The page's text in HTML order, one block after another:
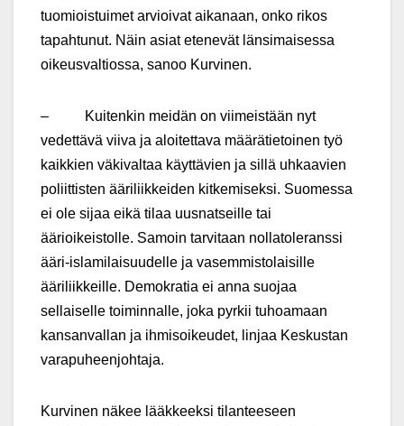
tuomioistuimet arvioivat aikanaan, onko rikos
tapahtunut. Näin asiat etenevät länsimaisessa
oikeusvaltiossa, sanoo Kurvinen.
– Kuitenkin meidän on viimeistään nyt
vedettävä viiva ja aloitettava määrätietoinen työ
kaikkien väkivaltaa käyttävien ja sillä uhkaavien
poliittisten ääriliikkeiden kitkemiseksi. Suomessa
ei ole sijaa eikä tilaa uusnatseille tai
äärioikeistolle. Samoin tarvitaan nollatoleranssi
ääri-islamilaisuudelle ja vasemmistolaisille
ääriliikkeille. Demokratia ei anna suojaa
sellaiselle toiminnalle, joka pyrkii tuhoamaan
kansanvallan ja ihmisoikeudet, linjaa Keskustan
varapuheenjohtaja.
Kurvinen näkee lääkkeeksi tilanteeseen